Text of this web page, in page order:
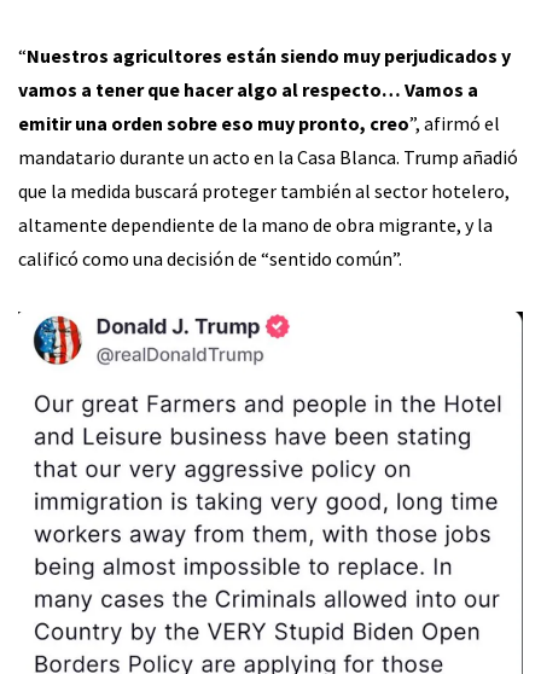
“Nuestros agricultores están siendo muy perjudicados y
vamos a tener que hacer algo al respecto… Vamos a
emitir una orden sobre eso muy pronto, creo”, afirmó el
mandatario durante un acto en la Casa Blanca. Trump añadió
que la medida buscará proteger también al sector hotelero,
altamente dependiente de la mano de obra migrante, y la
calificó como una decisión de “sentido común”.